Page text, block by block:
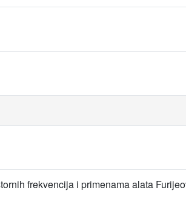
frekvencija i primenama alata